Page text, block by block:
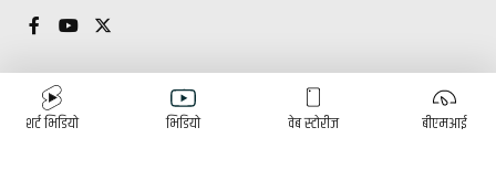
शर्ट भिडियो भिडियो वेब स्टोरीज बीएमआई
विशेष
डाक्टर भन्नुहुन्छ
विज्ञापनका लागि
(+९७७)९८४१३७४३४५